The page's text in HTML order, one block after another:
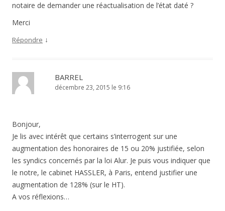
notaire de demander une réactualisation de l’état daté ?
Merci
Répondre ↓
BARREL
décembre 23, 2015 le 9:16
Bonjour,
Je lis avec intérêt que certains s’interrogent sur une
augmentation des honoraires de 15 ou 20% justifiée, selon
les syndics concernés par la loi Alur. Je puis vous indiquer que
le notre, le cabinet HASSLER, à Paris, entend justifier une
augmentation de 128% (sur le HT).
A vos réflexions…